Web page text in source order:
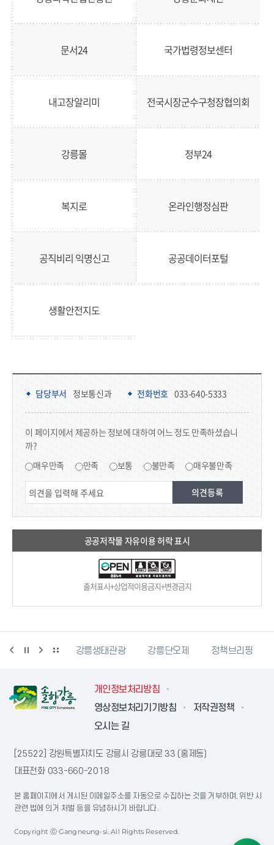
문서24 국가법령정보센터
내고장알리미 전국시장군수구청장협의회
강릉몰 정부24
복지로 온라인행정심판
공직비리 익명신고 공공데이터포털
생활안전지도
담당부서 정보 & 컨텐츠 만족도 조사 & 공공저작물 자유이용 허락 표시
담당부서 정보통신과 전화번호 033-640-5333
이 페이지에서 제공하는 정보에 대하여 어느 정도 만족하셨습니
까?
매우만족 만족 보통 불만족 매우불만족
공공저작물 자유이용 허락 표시
출처표시+상업적이용금지+변경금지
동물사랑센터 강릉생태관광 강릉단오제 정책브리핑
개인정보처리방침
영상정보처리기기방침
저작권정책
오시는 길
[25522] 강원특별자치도 강릉시 강릉대로 33 (홍제동)
대표전화 033-660-2018
본 홈페이지에서 게시된 이메일주소를 자동으로 수집하는 것을 거부하며, 위반 시
관련 법에 의거 처벌 등을 유념하시기 바랍니다.
Copyright ⓒ Gangneung-si. All Rights Reserved.